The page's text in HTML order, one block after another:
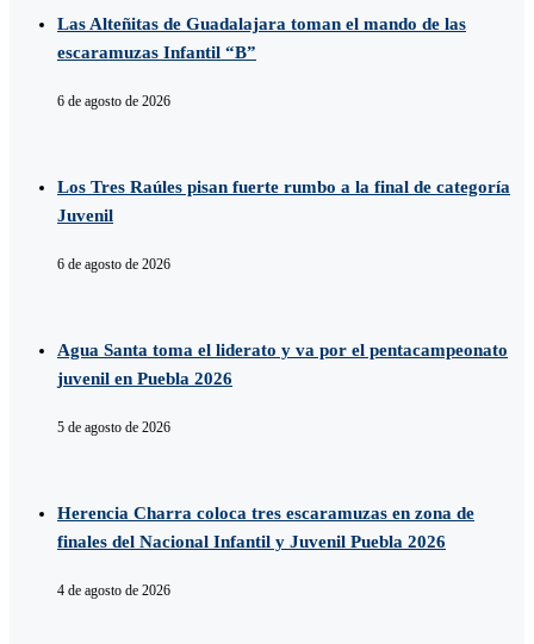
Las Alteñitas de Guadalajara toman el mando de las
escaramuzas Infantil “B”
6 de agosto de 2026
Los Tres Raúles pisan fuerte rumbo a la final de categoría
Juvenil
6 de agosto de 2026
Agua Santa toma el liderato y va por el pentacampeonato
juvenil en Puebla 2026
5 de agosto de 2026
Herencia Charra coloca tres escaramuzas en zona de
finales del Nacional Infantil y Juvenil Puebla 2026
4 de agosto de 2026